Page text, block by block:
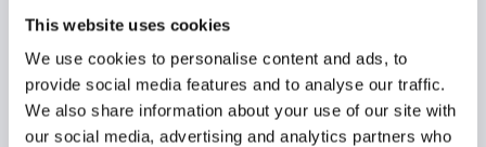
This website uses cookies
We use cookies to personalise content and ads, to
provide social media features and to analyse our traffic.
We also share information about your use of our site with
our social media, advertising and analytics partners who
Bewertungen
This article has no reviews yet